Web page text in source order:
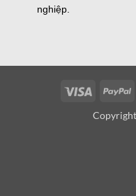
nghiệp.
Visa